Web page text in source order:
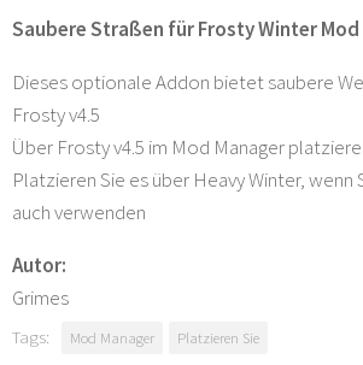
Saubere Straßen für Frosty Winter Mod
Dieses optionale Addon bietet saubere
Frosty v4.5
Über Frosty v4.5 im Mod Manager
Platzieren Sie es über Heavy Winter, wenn
auch verwenden
Autor:
Grimes
Tags: Mod Manager Platzieren Sie